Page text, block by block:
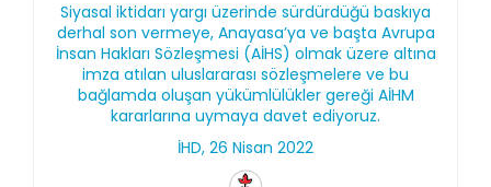
Siyasal iktidarı yargı üzerinde sürdürdüğü baskıya
derhal son vermeye, Anayasa’ya ve başta Avrupa
İnsan Hakları Sözleşmesi (AİHS) olmak üzere altına
imza atılan uluslararası sözleşmelere ve bu
bağlamda oluşan yükümlülükler gereği AİHM
kararlarına uymaya davet ediyoruz.
İHD, 26 Nisan 2022